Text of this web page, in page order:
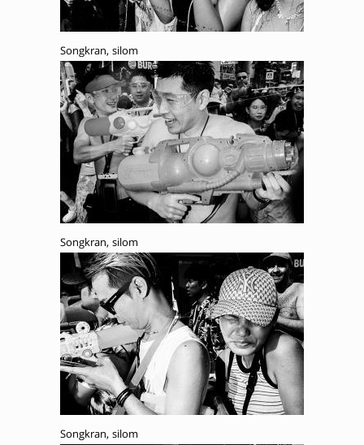
Songkran, silom
Songkran, silom
Songkran, silom